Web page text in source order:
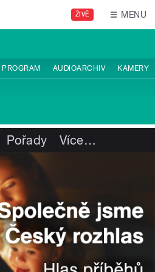
ŽIVĚ MENU
PROGRAM AUDIOARCHIV KAMERY
Pořady Více…